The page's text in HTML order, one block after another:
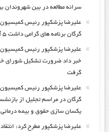
سرانه مطالعه در بین شهروندان
علیرضا پزشکپور رئیس
گرگان برنامه های گرامی داشت ۵ آذر گرگان تشریح شد
علیرضا پزشکپور رئیس
خبر داد ضرورت تشکیل شورای
گرفت
علیرضا پزشکپور رئیس
گرگان در مراسم تجلیل از
یکسان سازی حقوق و بیمه
علیرضا پزشکپور مطرح کرد: